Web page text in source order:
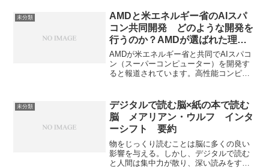
る。しかし、政府もまた不完全なため、
監視、評価を行っていく必要がある。
未分類
AMDと米エネルギー省のAIスパ
コン共同開発 どのような開発を
行うのか？AMDが選ばれた理由
は何か？
AMDが米エネルギー省と共同でAIスパコ
ン（スーパーコンピューター）を開発す
ると報道されています。高性能コンピュ
強化する一環と捉えられます。開発の内
容やAMDが選ばれた理由を知ることがで
きます。
未分類
デジタルで読む脳×紙の本で読む
脳 メアリアン・ウルフ インタ
ーシフト 要約
物をじっくり読むことは脳に多くの良い
影響を与える。しかし、デジタルで読む
と人間は集中力が散り、深い読みをする